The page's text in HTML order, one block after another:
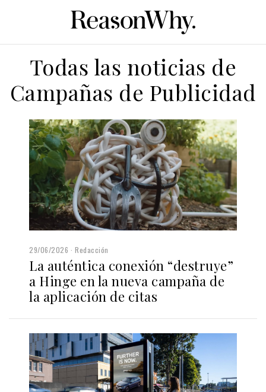
Todas las noticias de
Campañas de Publicidad
29/06/2026 Redacción
La auténtica conexión “destruye”
a Hinge en la nueva campaña de
la aplicación de citas